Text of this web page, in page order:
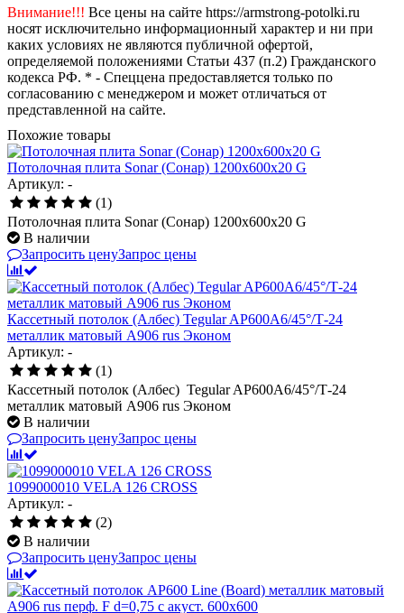
Внимание!!! Все цены на сайте https://armstrong-potolki.ru
носят исключительно информационный характер и ни при
каких условиях не являются публичной офертой,
определяемой положениями Статьи 437 (п.2) Гражданского
кодекса РФ. * - Спеццена предоставляется только по
согласованию с менеджером и может отличаться от
представленной на сайте.
Похожие товары
Потолочная плита Sonar (Сонар) 1200x600x20 G
Артикул: -
(1)
Потолочная плита Sonar (Сонар) 1200x600x20 G
В наличии
Запросить ценуЗапрос цены
Кассетный потолок (Албес) Tegular AP600A6/45°/Т-24
металлик матовый А906 rus Эконом
Артикул: -
(1)
Кассетный потолок (Албес) Tegular AP600A6/45°/Т-24
металлик матовый А906 rus Эконом
В наличии
Запросить ценуЗапрос цены
1099000010 VELA 126 CROSS
Артикул: -
(2)
В наличии
Запросить ценуЗапрос цены